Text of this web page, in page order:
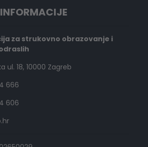
za strukovno obrazovanje i
ul. 18, 10000 Zagreb
666
606